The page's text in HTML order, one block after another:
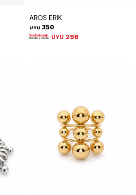
AROS ERIK
UYU 350
UYU 298